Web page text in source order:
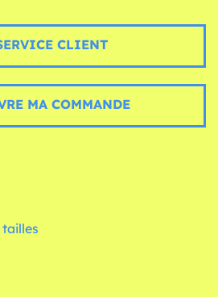
CLIENT
MA COMMANDE